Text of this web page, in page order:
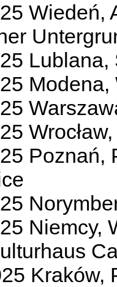
Wiedeń,
Lublana,
Modena,
Poznań,
Niemcy,
Kraków,